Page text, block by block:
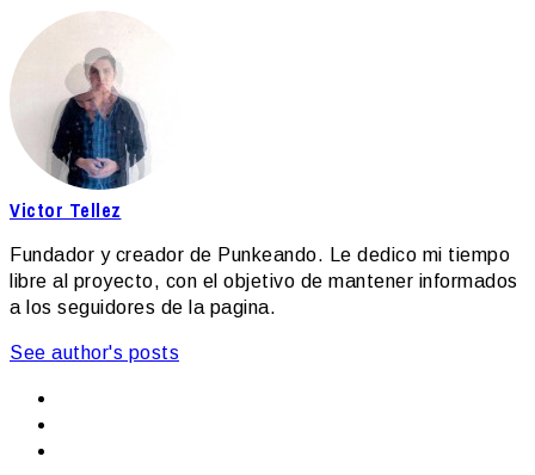
Victor Tellez
Fundador y creador de Punkeando. Le dedico mi tiempo
libre al proyecto, con el objetivo de mantener informados
a los seguidores de la pagina.
See author's posts